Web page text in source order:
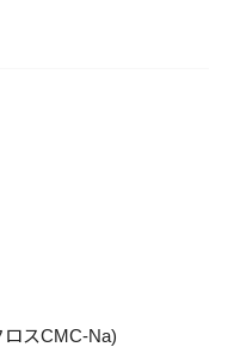
スCMC-Na)